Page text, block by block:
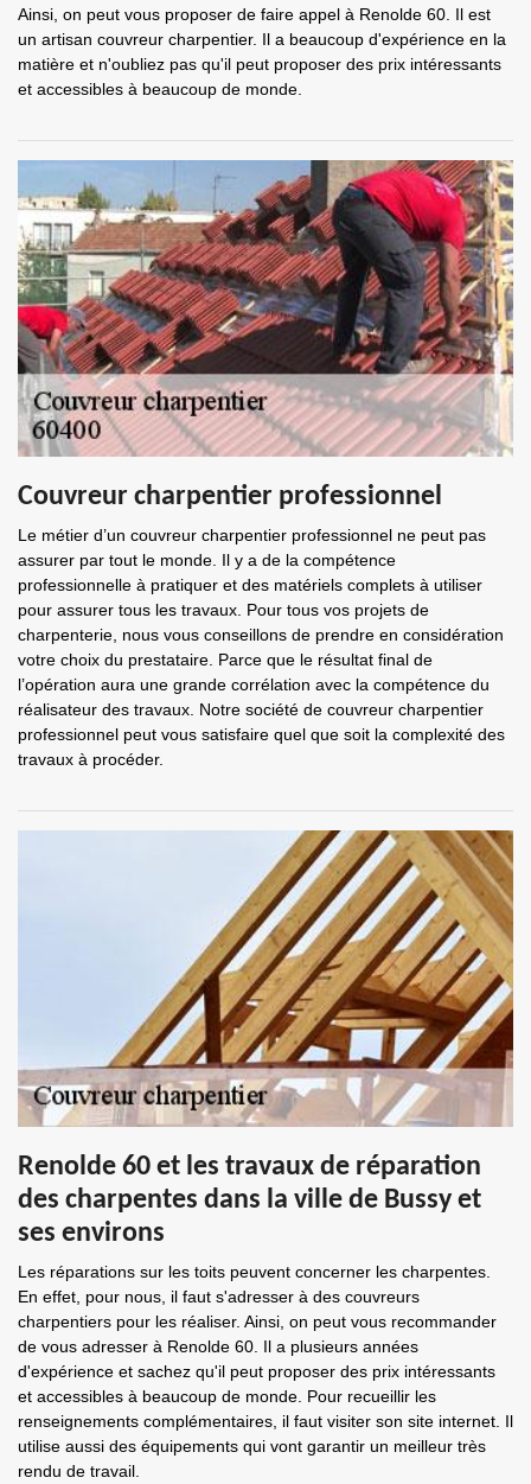
Ainsi, on peut vous proposer de faire appel à Renolde 60. Il est
un artisan couvreur charpentier. Il a beaucoup d'expérience en la
matière et n'oubliez pas qu'il peut proposer des prix intéressants
et accessibles à beaucoup de monde.
Couvreur charpentier professionnel
Le métier d’un couvreur charpentier professionnel ne peut pas
assurer par tout le monde. Il y a de la compétence
professionnelle à pratiquer et des matériels complets à utiliser
pour assurer tous les travaux. Pour tous vos projets de
charpenterie, nous vous conseillons de prendre en considération
votre choix du prestataire. Parce que le résultat final de
l’opération aura une grande corrélation avec la compétence du
réalisateur des travaux. Notre société de couvreur charpentier
professionnel peut vous satisfaire quel que soit la complexité des
travaux à procéder.
Renolde 60 et les travaux de réparation
des charpentes dans la ville de Bussy et
ses environs
Les réparations sur les toits peuvent concerner les charpentes.
En effet, pour nous, il faut s'adresser à des couvreurs
charpentiers pour les réaliser. Ainsi, on peut vous recommander
de vous adresser à Renolde 60. Il a plusieurs années
d'expérience et sachez qu'il peut proposer des prix intéressants
et accessibles à beaucoup de monde. Pour recueillir les
renseignements complémentaires, il faut visiter son site internet. Il
utilise aussi des équipements qui vont garantir un meilleur très
rendu de travail.